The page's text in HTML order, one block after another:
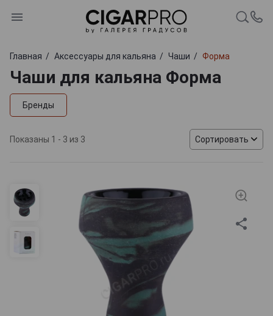
Главная Аксессуары для кальяна Чаши Форма
Чаши для кальяна Форма
Бренды
Показаны 1 - 3 из 3 Сортировать